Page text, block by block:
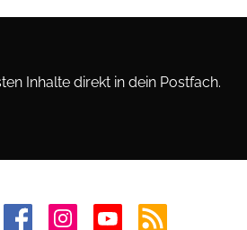
Inhalte direkt in dein Postfach.